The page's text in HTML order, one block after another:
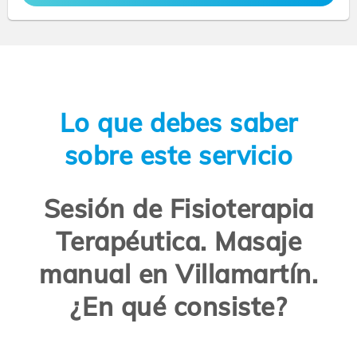
Lo que debes saber
sobre este servicio
Sesión de Fisioterapia
Terapéutica. Masaje
manual en Villamartín.
¿En qué consiste?